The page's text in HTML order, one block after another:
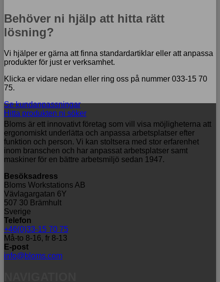
Behöver ni hjälp att hitta rätt
lösning?
Vi hjälper er gärna att finna standardartiklar eller att anpassa
produkter för just er verksamhet.
Klicka er vidare nedan eller ring oss på nummer 033-15 70
75.
Se kundanpassningar
Hitta produkten ni söker
Bloms är ett innovativt företag som vill visa möjligheterna att
ergonomiskt underlätta och anpassa arbetsplatser efter
funktion och person. Vi kan stoltsera med stor erfarenhet
inom branschen och har anpassat arbetsplatser samt
maskiner för en bättre arbetsmiljö sedan 1947.
Besöksadress
Bloms Workstations AB
Vävlagargatan 6Y
507 30 Brämhult
Sverige
Telefon
+46(0)33-15 70 75
Må-to 8-16, fr 8-13
E-post
info@bloms.com